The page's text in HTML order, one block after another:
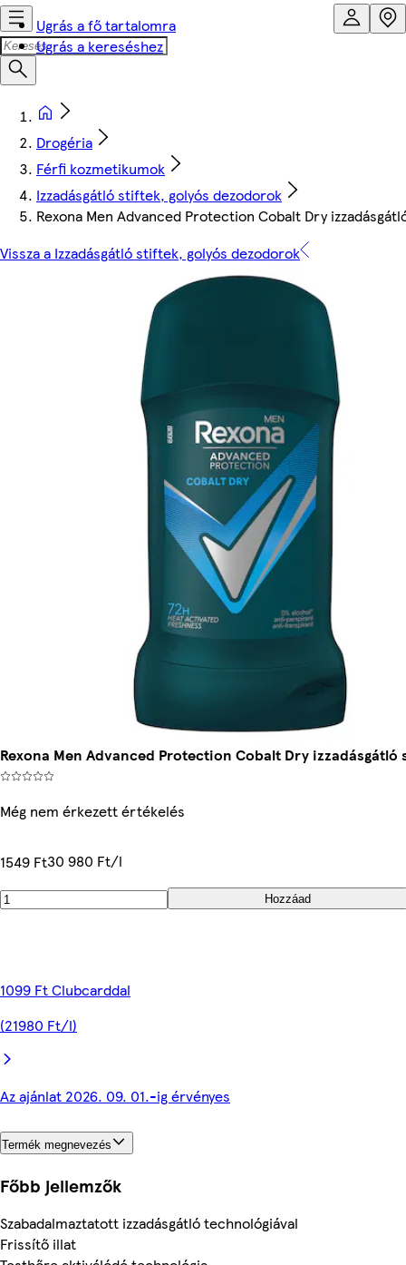
Ugrás a fő tartalomra
Ugrás a kereséshez
Drogéria
Férfi kozmetikumok
Izzadásgátló stiftek, golyós dezodorok
Rexona Men Advanced Protection Cobalt Dry
Vissza a Izzadásgátló stiftek, golyós dezodorok
Rexona Men Advanced Protection Cobalt Dry izzadásgátló
Még nem érkezett értékelés
1549 Ft30 980 Ft/l
Hozzáad
1099 Ft Clubcarddal
(21980 Ft/l)
Az ajánlat 2026. 09. 01.-ig érvényes
Termék megnevezés
Főbb jellemzők
Szabadalmaztatott izzadásgátló technológiával
Frissítő illat